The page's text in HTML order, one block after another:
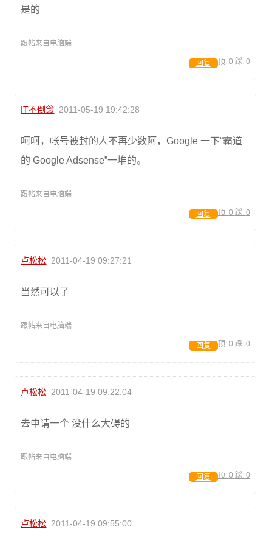
是的
跟帖来自电脑端
顶: 0 踩: 0
回复
IT不倒翁 2011-05-19 19:42:28
呵呵，帐号被封的人不再少数阿，Google 一下“霸道
的 Google Adsense”一堆的。
跟帖来自电脑端
顶: 0 踩: 0
回复
卢松松 2011-04-19 09:27:21
当然可以了
跟帖来自电脑端
顶: 0 踩: 0
回复
卢松松 2011-04-19 09:22:04
去申请一个 没什么大碍的
跟帖来自电脑端
顶: 0 踩: 0
回复
卢松松 2011-04-19 09:55:00